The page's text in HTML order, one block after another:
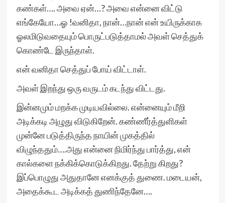
கண்கள்…. அவை ஏன்…? அவை என்னை விட்டு
எங்கேயோ…ஓ !வனிதா, நான்…நான் என் உயிருக்காக
ஓலமிடுவதையும் பொருட்படுத்தாமல் அவள் செத்துக்
கொண்டே இருந்தாள்.
என் வனிதா செத்துப் போய் விட்டாள்.
அவள் இறந்து ஒரு வருடம் கடந்து விட்டது.
இன்னமும் மறக்க முடியவில்லை. என்னையும் மீறி
அடிக்கடி அழுது விடுகிறேன். கண்ணீர்த்துளிகள்
முன்னே படுத்திருந்த நாயின் முகத்தில்
விழுந்ததும்….அது என்னை நிமிர்ந்து பார்த்து, என்
கால்களை நக்கிக்கொடுக்கிறது. தேற்று கிறது?
இப்பொழுது அதுதானே எனக்குத் துணை. மடையன்,
அதைக்கூட அடிக்கத் துணிந்தேனே….